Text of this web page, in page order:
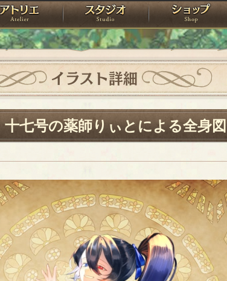
ット アトリエ スタジオ
イラスト詳細
十七号の薬師りぃとによる全身図